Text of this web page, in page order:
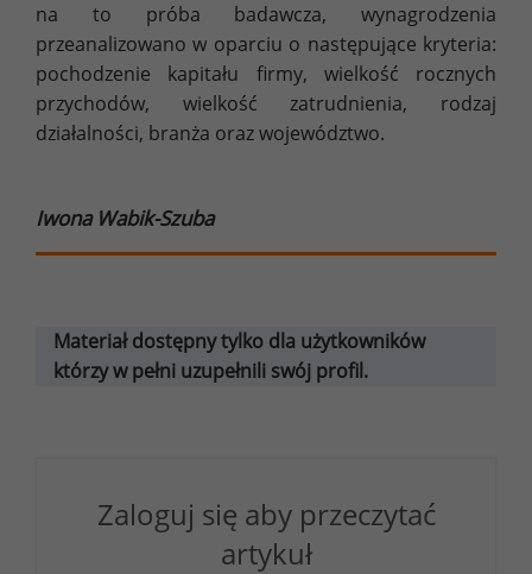
na to próba badawcza, wynagrodzenia
przeanalizowano w oparciu o następujące kryteria:
pochodzenie kapitału firmy, wielkość rocznych
przychodów, wielkość zatrudnienia, rodzaj
działalności, branża oraz województwo.
Iwona Wabik-Szuba
Materiał dostępny tylko dla użytkowników
którzy w pełni uzupełnili swój profil.
Zaloguj się aby przeczytać
artykuł